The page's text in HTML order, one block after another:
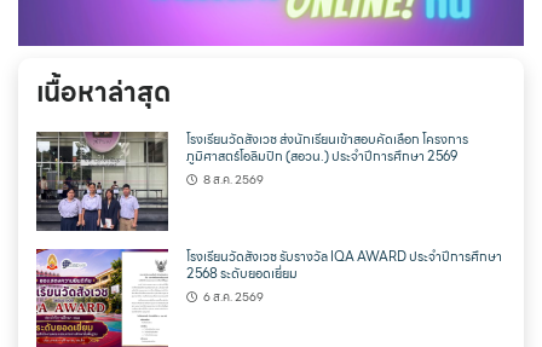
เนื้อหาล่าสุด
โรงเรียนวัดสังเวช ส่งนักเรียนเข้าสอบคัดเลือก โครงการ
ภูมิศาสตร์โอลิมปิก (สอวน.) ประจำปีการศึกษา 2569
8 ส.ค. 2569
โรงเรียนวัดสังเวช รับรางวัล IQA AWARD ประจำปีการศึกษา
2568 ระดับยอดเยี่ยม
6 ส.ค. 2569